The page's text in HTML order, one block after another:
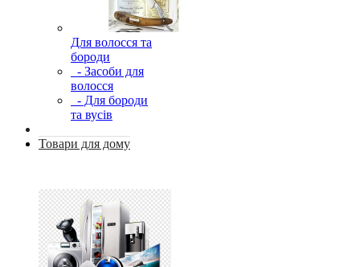
Для волосся та
бороди
- Засоби для
волосся
- Для бороди
та вусів
Товари для дому